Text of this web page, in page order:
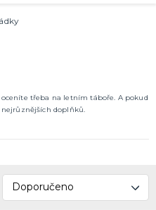
třeba na letním táboře. A pokud
doplňků.